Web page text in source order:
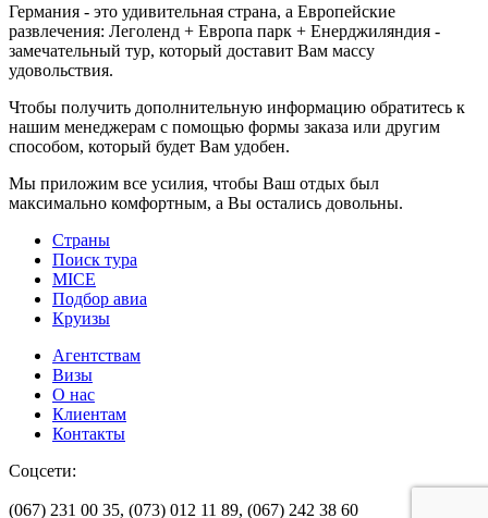
Германия - это удивительная страна, а Европейские
развлечения: Леголенд + Европа парк + Енерджиляндия -
замечательный тур, который доставит Вам массу
удовольствия.
Чтобы получить дополнительную информацию обратитесь к
нашим менеджерам с помощью формы заказа или другим
способом, который будет Вам удобен.
Мы приложим все усилия, чтобы Ваш отдых был
максимально комфортным, а Вы остались довольны.
Страны
Поиск тура
MICE
Подбор авиа
Круизы
Агентствам
Визы
О нас
Клиентам
Контакты
Соцсети:
(067) 231 00 35, (073) 012 11 89, (067) 242 38 60